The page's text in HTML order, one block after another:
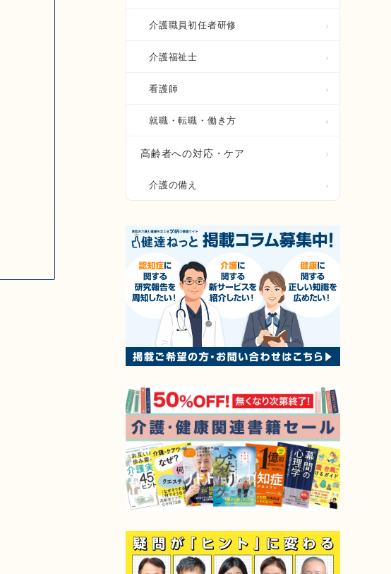
介護職員初任者研修
介護福祉士
看護師
就職・転職・働き方
高齢者への対応・ケア
介護の備え